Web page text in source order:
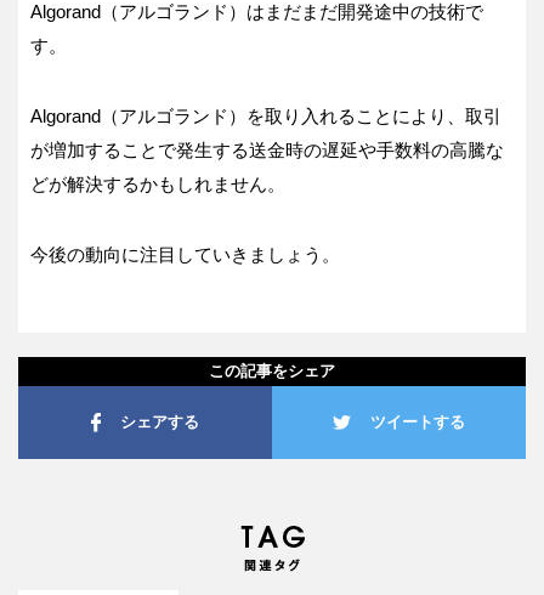
Algorand（アルゴランド）はまだまだ開発途中の技術で
す。
Algorand（アルゴランド）を取り入れることにより、取引
が増加することで発生する送金時の遅延や手数料の高騰な
どが解決するかもしれません。
今後の動向に注目していきましょう。
この記事をシェア
シェアする ツイートする